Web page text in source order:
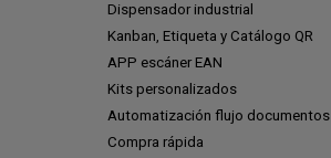
Dispensador industrial
Kanban, Etiqueta y Catálogo QR
APP escáner EAN
Kits personalizados
Automatización flujo documentos
Compra rápida